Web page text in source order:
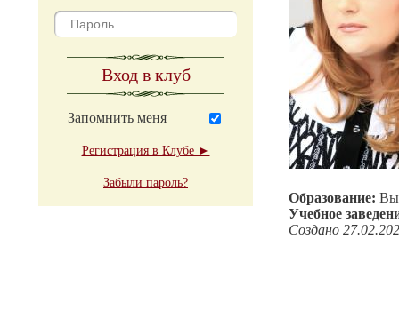
Вход в клуб
Запомнить меня
Регистрация в Клубе ►
Забыли пароль?
Образование:
Учебное
Создано